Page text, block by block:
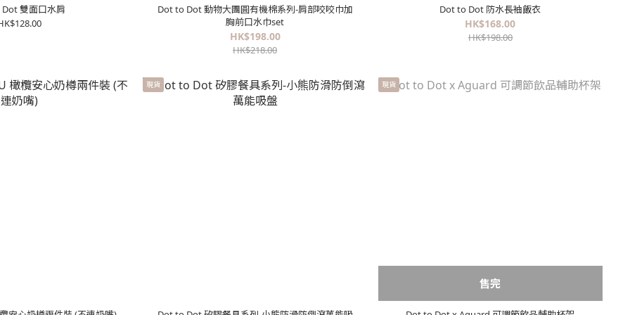
雙面口水肩
Dot to Dot 動物大團圓有機棉系列-肩部咬咬巾加
胸前口水巾set
HK$198.00
HK$218.00
Dot to Dot 防水長袖飯衣
HK$168.00
HK$198.00
現貨 現貨
售完